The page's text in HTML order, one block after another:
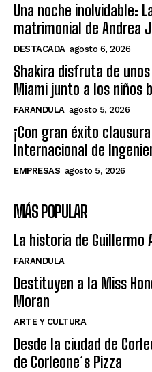
Una noche inolvidable:
matrimonial de Andrea
DESTACADA agosto 6, 2026
Shakira disfruta de
Miami junto a los niños
FARANDULA agosto 5, 2026
¡Con gran éxito clausura
Internacional de
EMPRESAS agosto 5, 2026
MÁS POPULAR
La historia de Guillermo
FARANDULA
Destituyen a la Miss
Moran
ARTE Y CULTURA
Desde la ciudad de
de Corleone´s Pizza